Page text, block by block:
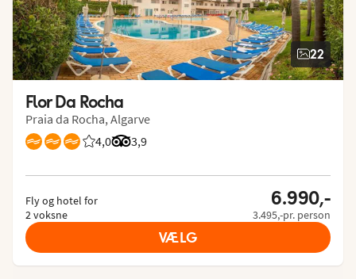
22
Flor Da Rocha
Praia da Rocha, Algarve
4,0
Bedømmelse fra Spies gæster: 4/5
3,9
Bedømmelse fra Tripadvisor: 3.9 of 5
Fly og hotel for
2 voksne
6.990,-
3.495,-pr. person
VÆLG